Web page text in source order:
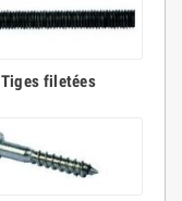
Tiges filetées